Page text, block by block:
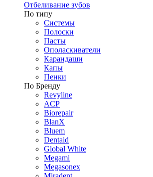
Отбеливание зубов
По типу
Системы
Полоски
Пасты
Ополаскиватели
Карандаши
Капы
Пенки
По Бренду
Revyline
ACP
Biorepair
BlanX
Bluem
Dentaid
Global White
Megami
Megasonex